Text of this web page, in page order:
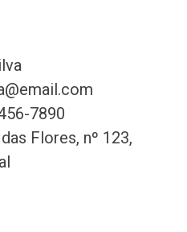
7890
Flores, nº 123,